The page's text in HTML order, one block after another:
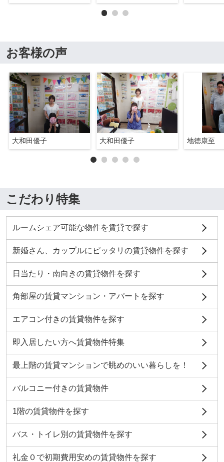
お客様の声
大和田優子 大和田優子 地徳康至
こだわり特集
ルームシェア可能な物件を賃貸で探す
新婚さん、カップルにピッタリの賃貸物件を探す
日当たり・南向きの賃貸物件を探す
角部屋の賃貸マンション・アパートを探す
エアコン付きの賃貸物件を探す
即入居したい方へ賃貸物件特集
最上階の賃貸マンションで眺めのいい暮らしを！
バルコニー付きの賃貸物件
1階の賃貸物件を探す
バス・トイレ別の賃貸物件を探す
礼金０で初期費用安めの賃貸物件を探す